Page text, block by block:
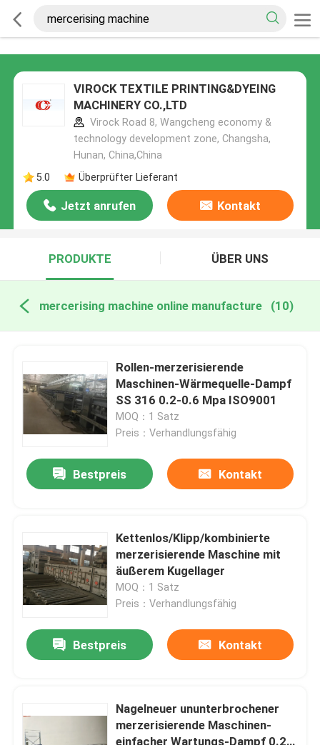
VIROCK TEXTILE PRINTING&DYEING
MACHINERY CO.,LTD
Virock Road 8, Wangcheng economy &
technology development zone, Changsha,
Hunan, China,China
5.0
Überprüfter Lieferant
Jetzt anrufen Kontakt
PRODUKTE ÜBER UNS
mercerising machine online manufacture (10)
Rollen-merzerisierende
Maschinen-Wärmequelle-Dampf
SS 316 0.2-0.6 Mpa ISO9001
MOQ：1 Satz
Preis：Verhandlungsfähig
Bestpreis Kontakt
Kettenlos/Klipp/kombinierte
merzerisierende Maschine mit
äußerem Kugellager
MOQ：1 Satz
Preis：Verhandlungsfähig
Bestpreis Kontakt
Nagelneuer ununterbrochener
merzerisierende Maschinen-
einfacher Wartungs-Dampf 0.2-